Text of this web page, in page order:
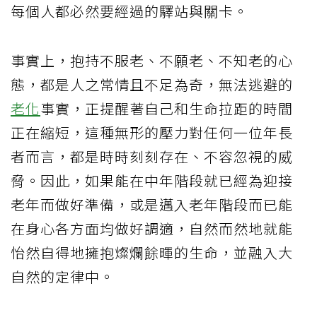
每個人都必然要經過的驛站與關卡。
事實上，抱持不服老、不願老、不知老的心
態，都是人之常情且不足為奇，無法逃避的
老化事實，正提醒著自己和生命拉距的時間
正在縮短，這種無形的壓力對任何一位年長
者而言，都是時時刻刻存在、不容忽視的威
脅。因此，如果能在中年階段就已經為迎接
老年而做好準備，或是邁入老年階段而已能
在身心各方面均做好調適，自然而然地就能
怡然自得地擁抱燦爛餘暉的生命，並融入大
自然的定律中。